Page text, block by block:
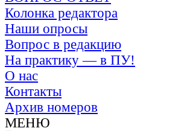
Колонка редактора
Наши опросы
Вопрос в редакцию
На практику — в ПУ!
О нас
Контакты
Архив номеров
МЕНЮ